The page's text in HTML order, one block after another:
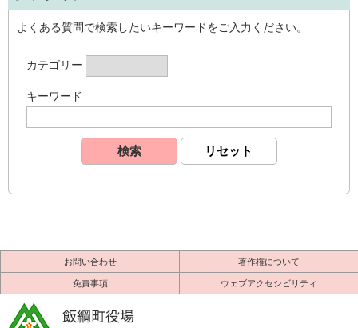
よくある質問で検索したいキーワードをご入力ください。
カテゴリー
キーワード
お問い合わせ 著作権について
免責事項 ウェブアクセシビリティ